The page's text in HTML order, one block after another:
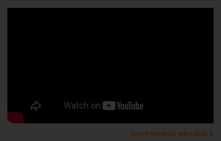
Xem thêm nhiều video khác